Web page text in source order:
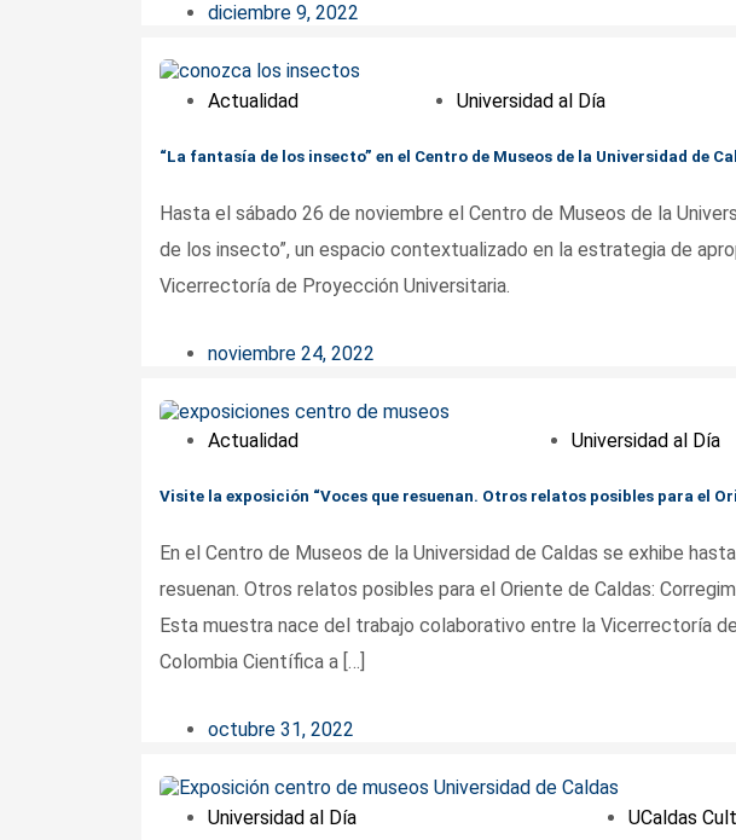
diciembre 9, 2022
Actualidad Universidad al Día
“La fantasía de los insecto” en el Centro de Museos de la Universidad de
Hasta el sábado 26 de noviembre el Centro de Museos de la
de los insecto”, un espacio contextualizado en la estrategia de
Vicerrectoría de Proyección Universitaria.
noviembre 24, 2022
Actualidad Universidad al Día
Visite la exposición “Voces que resuenan. Otros relatos posibles para el
En el Centro de Museos de la Universidad de Caldas se exhibe
resuenan. Otros relatos posibles para el Oriente de Caldas:
Esta muestra nace del trabajo colaborativo entre la Vicerrectoría
Colombia Científica a […]
octubre 31, 2022
Universidad al Día UCaldas